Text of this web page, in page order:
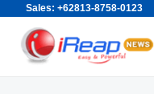
Sales: +62813-8758-0123
Skip
content
Search
for: